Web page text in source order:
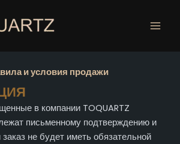
и условия продажи
в компании TOQUARTZ
письменному подтверждению и
не будет иметь обязательной